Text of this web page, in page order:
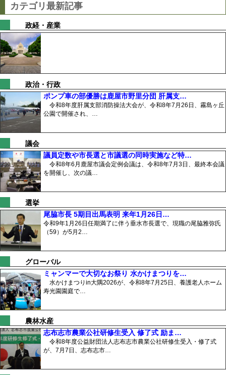
カテゴリ最新記事
政経・産業
政治・行政
ポンプ車の部優勝は鹿屋市野里分団 肝属支…
令和8年度肝属支部消防操法大会が、令和8年7月26日、霧島ヶ丘
公園で開催され、…
議会
議員定数や市長選と市議選の同時実施など特…
令和8年6月鹿屋市議会定例会議は、令和8年7月3日、最終本会議
を開催し、次の議…
選挙
尾脇市長 5期目出馬表明 来年1月26日…
令和9年1月26日任期満了に伴う垂水市長選で、現職の尾脇雅弥氏
（59）が5月2…
グローバル
ミャンマーで大切なお祭り 水かけまつりを…
水かけまつりin大隅2026が、令和8年7月25日、養護老人ホーム
寿光園園庭で…
農林水産
志布志市農業公社研修生受入 修了式 励ま…
令和8年度公益財団法人志布志市農業公社研修生受入・修了式
が、7月7日、志布志市…